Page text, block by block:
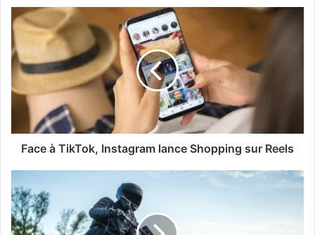
Face à TikTok, Instagram lance Shopping sur Reels